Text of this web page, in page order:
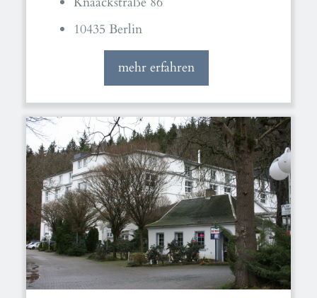
10435 Berlin
mehr erfahren